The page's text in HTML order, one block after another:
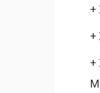
+
+
+